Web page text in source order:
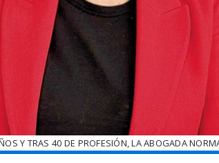
Y TRAS 40 DE PROFESIÓN, LA ABOGADA